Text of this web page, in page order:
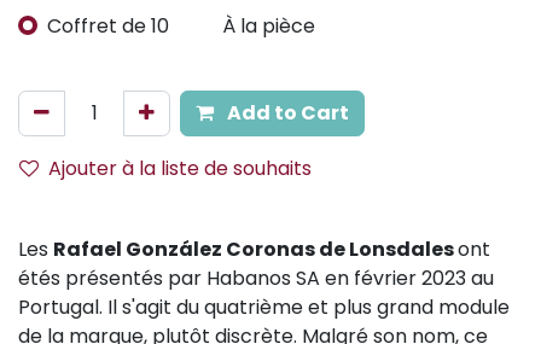
Coffret de 10 À la pièce
Add to Cart
Ajouter à la liste de souhaits
Les Rafael González Coronas de Lonsdalesont
étés présentés par Habanos SA en février 2023 au
Portugal. Il s'agit du quatrième et plus grand module
de la marque, plutôt discrète. Malgré son nom, ce